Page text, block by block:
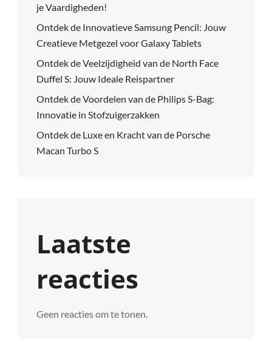
je Vaardigheden!
Ontdek de Innovatieve Samsung Pencil: Jouw
Creatieve Metgezel voor Galaxy Tablets
Ontdek de Veelzijdigheid van de North Face
Duffel S: Jouw Ideale Reispartner
Ontdek de Voordelen van de Philips S-Bag:
Innovatie in Stofzuigerzakken
Ontdek de Luxe en Kracht van de Porsche
Macan Turbo S
Laatste
reacties
Geen reacties om te tonen.